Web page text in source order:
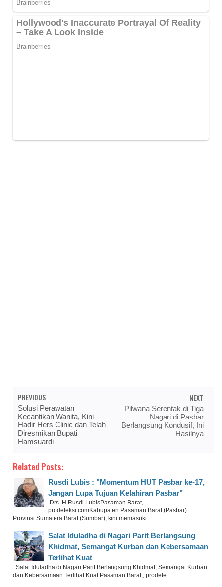
PREVIOUS
Solusi Perawatan
Kecantikan Wanita, Kini
Hadir Hers Clinic dan Telah
Diresmikan Bupati
Hamsuardi
NEXT
Pilwana Serentak di Tiga
Nagari di Pasbar
Berlangsung Kondusif, Ini
Hasilnya
Related Posts:
Rusdi Lubis : "Momentum HUT Pasbar ke-17,
Jangan Lupa Tujuan Kelahiran Pasbar"
Drs. H Rusdi LubisPasaman Barat,
prodeteksi.comKabupaten Pasaman Barat (Pasbar)
Provinsi Sumatera Barat (Sumbar), kini memasuki ...
Salat Iduladha di Nagari Parit Berlangsung
Khidmat, Semangat Kurban dan Kebersamaan
Terlihat Kuat
Salat Iduladha di Nagari Parit Berlangsung Khidmat, Semangat Kurban
dan Kebersamaan Terlihat Kuat Pasaman Barat,, prodete ...